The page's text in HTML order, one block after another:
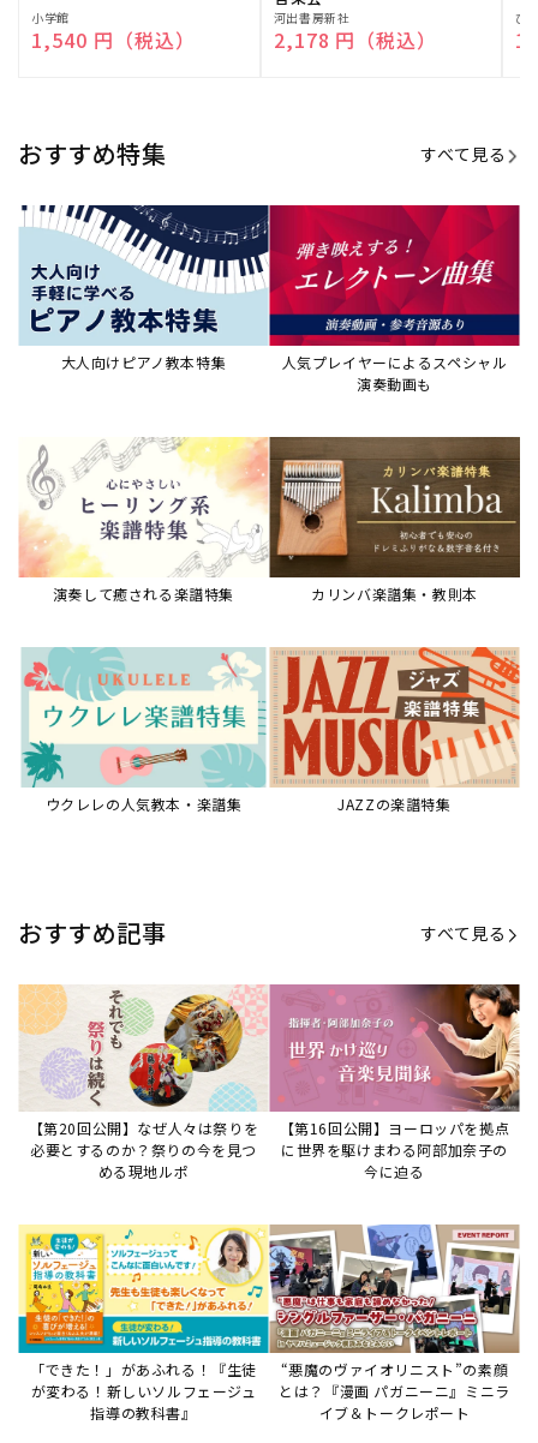
JAZZの楽譜特集
おすすめ記事 すべて見る
【第20回公開】なぜ人々は祭りを
必要とするのか？祭りの今を見つ
める現地ルポ
【第16回公開】ヨーロッパを拠点
に世界を駆けまわる阿部加奈子の
今に迫る
「できた！」があふれる！『生徒
指導の教科書』
イブ＆トークレポート
ード活用術
サイトからのお知らせ